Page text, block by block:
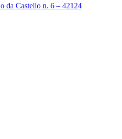
Castello n. 6 – 42124